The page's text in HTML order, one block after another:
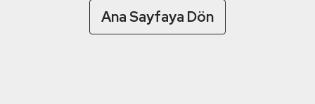
Ana Sayfaya Dön